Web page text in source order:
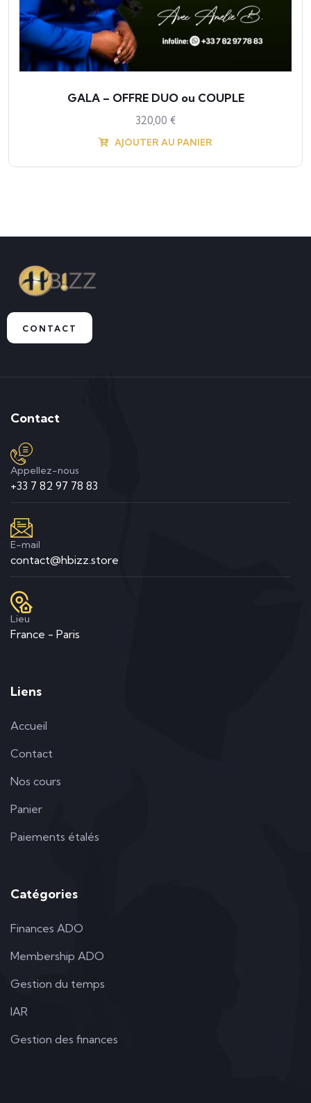
GALA – OFFRE DUO ou COUPLE
320,00 €
AJOUTER AU PANIER
CONTACT
Contact
Appellez-nous
+33 7 82 97 78 83
E-mail
contact@hbizz.store
Lieu
France - Paris
Liens
Accueil
Contact
Nos cours
Panier
Paiements étalés
Catégories
Finances ADO
Membership ADO
Gestion du temps
IAR
Gestion des finances